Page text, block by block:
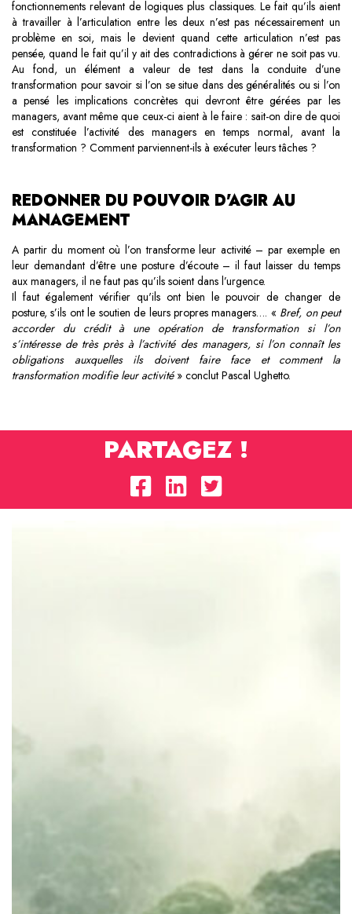
fonctionnements relevant de logiques plus classiques. Le fait qu’ils aient
à travailler à l’articulation entre les deux n’est pas nécessairement un
problème en soi, mais le devient quand cette articulation n’est pas
pensée, quand le fait qu’il y ait des contradictions à gérer ne soit pas vu.
Au fond, un élément a valeur de test dans la conduite d’une
transformation pour savoir si l’on se situe dans des généralités ou si l’on
a pensé les implications concrètes qui devront être gérées par les
managers, avant même que ceux-ci aient à le faire : sait-on dire de quoi
est constituée l’activité des managers en temps normal, avant la
transformation ? Comment parviennent-ils à exécuter leurs tâches ?
REDONNER DU POUVOIR D'AGIR AU
MANAGEMENT
A partir du moment où l’on transforme leur activité – par exemple en
leur demandant d’être une posture d’écoute – il faut laisser du temps
aux managers, il ne faut pas qu’ils soient dans l’urgence.
Il faut également vérifier qu'ils ont bien le pouvoir de changer de
posture, s’ils ont le soutien de leurs propres managers…. « Bref, on peut
accorder du crédit à une opération de transformation si l’on
s’intéresse de très près à l’activité des managers, si l’on connaît les
obligations auxquelles ils doivent faire faceet comment la
transformation modifie leur activité» conclut Pascal Ughetto.
PARTAGEZ !